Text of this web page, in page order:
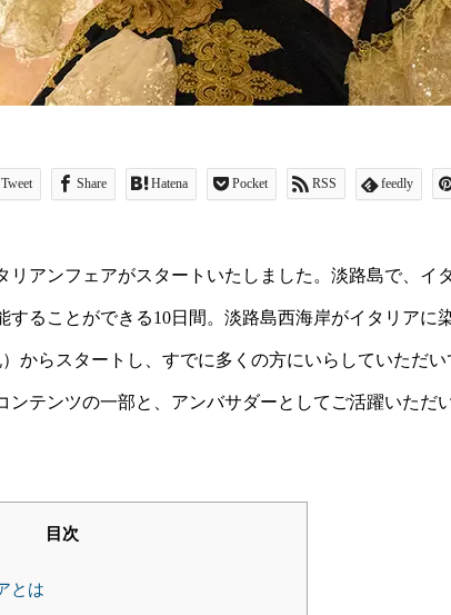
Tweet Share Hatena Pocket RSS feedly
リアンフェアがスタートいたしました。淡路島で、イ
することができる10日間。淡路島西海岸がイタリアに
）からスタートし、すでに多くの方にいらしていただ
ンテンツの一部と、アンバサダーとしてご活躍いただ
目次
とは